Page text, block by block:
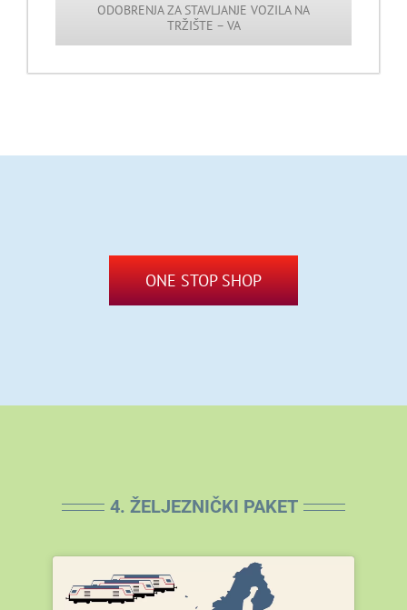
ODOBRENJA ZA STAVLJANJE VOZILA NA
TRŽIŠTE – VA
ONE STOP SHOP
4. ŽELJEZNIČKI PAKET